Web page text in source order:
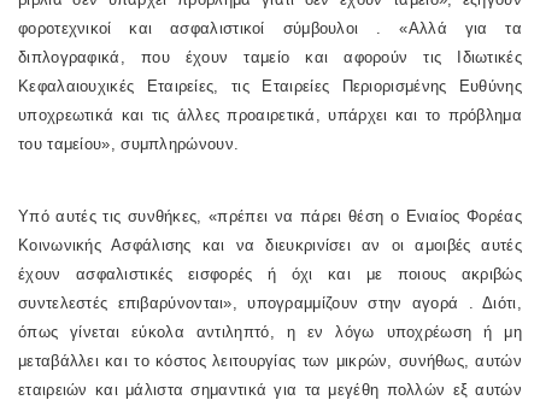
φοροτεχνικοί και ασφαλιστικοί σύμβουλοι . «Αλλά για τα
διπλογραφικά, που έχουν ταμείο και αφορούν τις Ιδιωτικές
Κεφαλαιουχικές Εταιρείες, τις Εταιρείες Περιορισμένης Ευθύνης
υποχρεωτικά και τις άλλες προαιρετικά, υπάρχει και το πρόβλημα
του ταμείου», συμπληρώνουν.
Υπό αυτές τις συνθήκες, «πρέπει να πάρει θέση ο Ενιαίος Φορέας
Κοινωνικής Ασφάλισης και να διευκρινίσει αν οι αμοιβές αυτές
έχουν ασφαλιστικές εισφορές ή όχι και με ποιους ακριβώς
συντελεστές επιβαρύνονται», υπογραμμίζουν στην αγορά . Διότι,
όπως γίνεται εύκολα αντιληπτό, η εν λόγω υποχρέωση ή μη
μεταβάλλει και το κόστος λειτουργίας των μικρών, συνήθως, αυτών
εταιρειών και μάλιστα σημαντικά για τα μεγέθη πολλών εξ αυτών